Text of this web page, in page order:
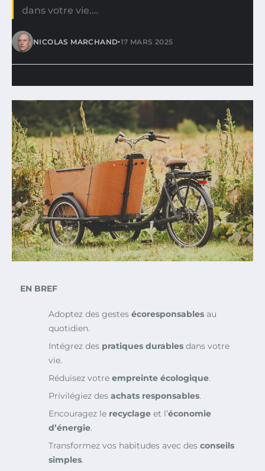
dans votre vie.…
NICOLAS MARCHAND•17 MARS 2025
EN BREF
Adoptez des gestes écoresponsables au
quotidien.
Intégrez des pratiques durables dans votre
vie.
Réduisez votre empreinte écologique.
Privilégiez des achats responsables.
Encouragez le recyclage et l’économie
d’énergie.
Transformez vos habitudes avec des conseils
simples.